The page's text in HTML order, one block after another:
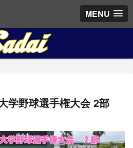
MENU
学野球選手権大会 2部